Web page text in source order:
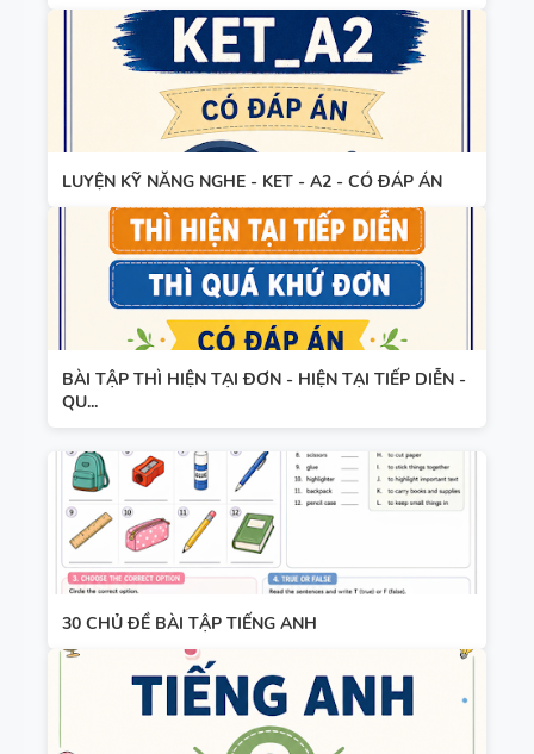
LUYỆN KỸ NĂNG NGHE - KET - A2 - CÓ ĐÁP ÁN
BÀI TẬP THÌ HIỆN TẠI ĐƠN - HIỆN TẠI TIẾP DIỄN -
QU...
30 CHỦ ĐỀ BÀI TẬP TIẾNG ANH